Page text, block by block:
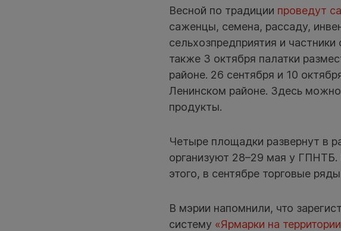
Весной по традиции проведут
саженцы, семена, рассаду,
сельхозпредприятия и
также 3 октября палатки
районе. 26 сентября и 10
Ленинском районе. Здесь
продукты.
Четыре площадки развернут в
организуют 28–29 мая у
этого, в сентябре торговые
В мэрии напомнили, что
систему «Ярмарки на